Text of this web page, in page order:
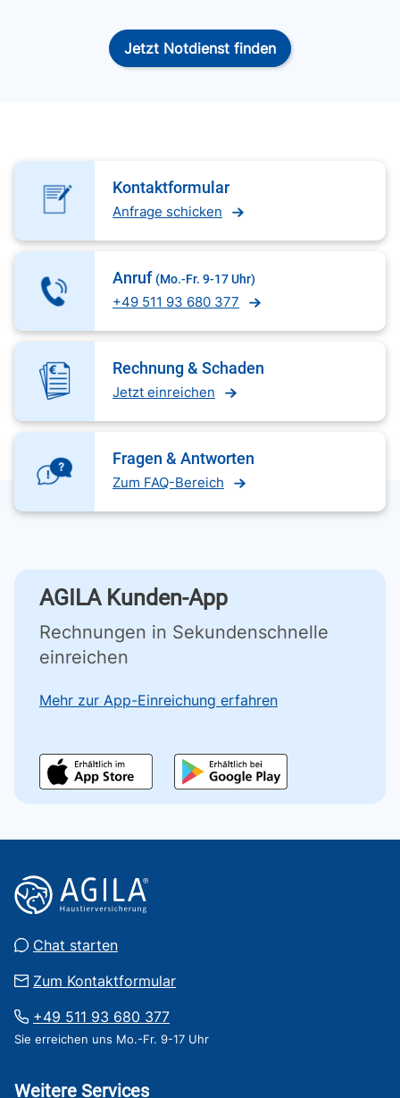
Jetzt Notdienst finden
Kontaktformular
Anfrage schicken
Anruf (Mo.-Fr. 9-17 Uhr)
+49 511 93 680 377
Rechnung & Schaden
Jetzt einreichen
Fragen & Antworten
Zum FAQ-Bereich
AGILA Kunden-App
Rechnungen in Sekundenschnelle
einreichen
Mehr zur App-Einreichung erfahren